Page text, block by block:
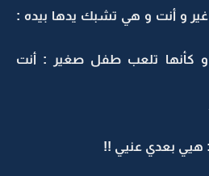
و أنت و هي تشبك يدها بيده :
و كأنها تلعب طفل صغير : أنت
هيي بعدي عنيي !!